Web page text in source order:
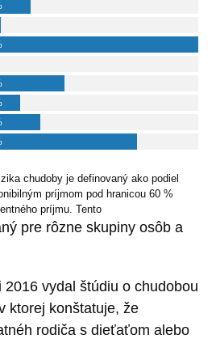
chudoby je definovaný ako podiel
príjmom pod hranicou 60 %
príjmu. Tento
pre rôzne skupiny osôb a
2016 vydal štúdiu o chudobou
ktorej konštatuje, že
rodiča s dieťaťom alebo